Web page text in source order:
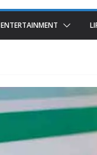
ENTERTAINMENT